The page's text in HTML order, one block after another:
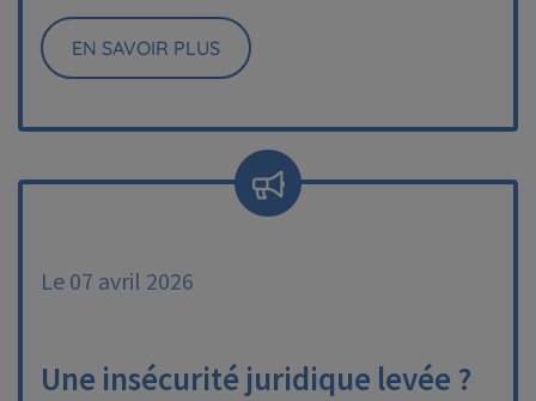
EN SAVOIR PLUS
Le 07 avril 2026
Une insécurité juridique levée ?